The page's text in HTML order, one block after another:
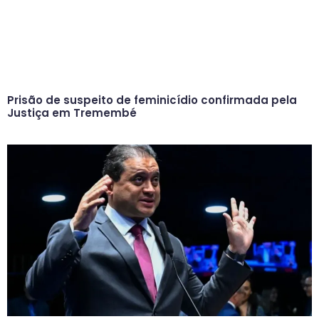
Prisão de suspeito de feminicídio confirmada pela
Justiça em Tremembé